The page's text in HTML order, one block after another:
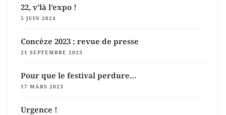
22, v’là l’expo !
5 JUIN 2024
Concèze 2023 : revue de presse
21 SEPTEMBRE 2023
Pour que le festival perdure…
17 MARS 2023
Urgence !